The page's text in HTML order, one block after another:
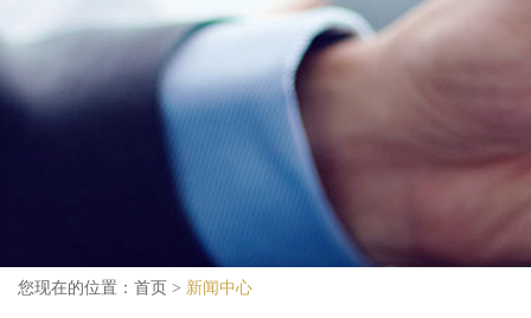
您现在的位置： 首页 > 新闻中心